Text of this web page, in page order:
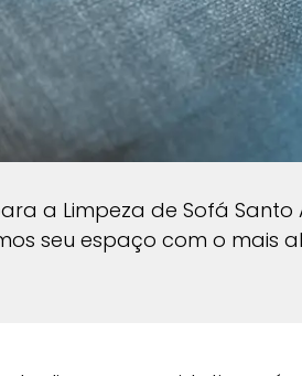
a Limpeza de Sofá
seu espaço com o mais